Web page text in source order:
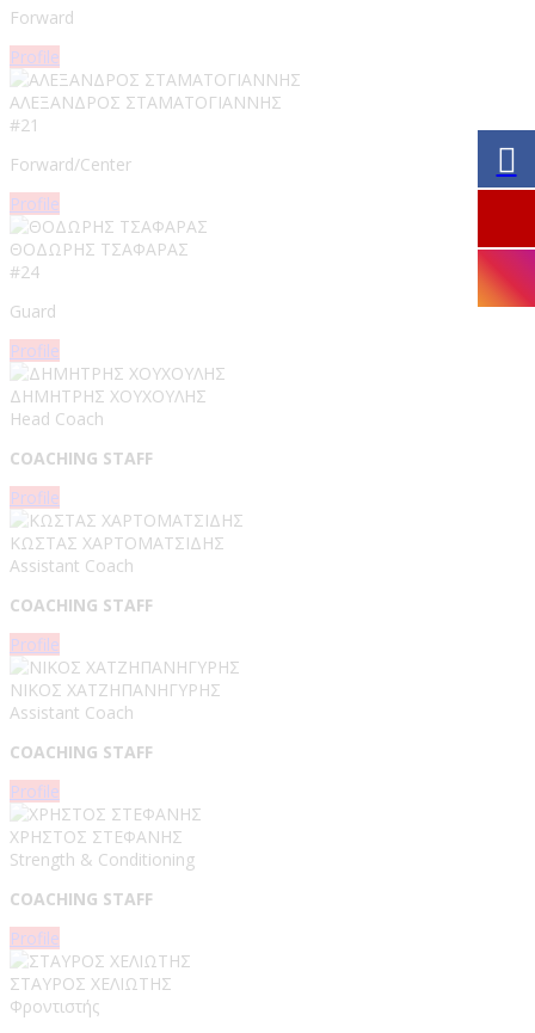
Forward
Profile
ΑΛΕΞΑΝΔΡΟΣ ΣΤΑΜΑΤΟΓΙΑΝΝΗΣ​
#21
Forward/Center
Profile
ΘΟΔΩΡΗΣ ΤΣΑΦΑΡΑΣ
#24
Guard
Profile
ΔΗΜΗΤΡΗΣ ΧΟΥΧΟΥΛΗΣ
Head Coach
COACHING STAFF
Profile
ΚΩΣΤΑΣ ΧΑΡΤΟΜΑΤΣΙΔΗΣ
Assistant Coach
COACHING STAFF
Profile
ΝΙΚΟΣ ΧΑΤΖΗΠΑΝΗΓΥΡΗΣ
Assistant Coach
COACHING STAFF
Profile
ΧΡΗΣΤΟΣ ΣΤΕΦΑΝΗΣ
Strength & Conditioning
COACHING STAFF
Profile
ΣΤΑΥΡΟΣ ΧΕΛΙΩΤΗΣ
Φροντιστής